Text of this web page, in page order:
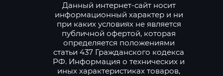
Данный интернет-сайт носит
информационный характер и ни
при каких условиях не является
публичной офертой, которая
определяется положениями
статьи 437 Гражданского кодекса
РФ. Информация о технических и
иных характеристиках товаров,